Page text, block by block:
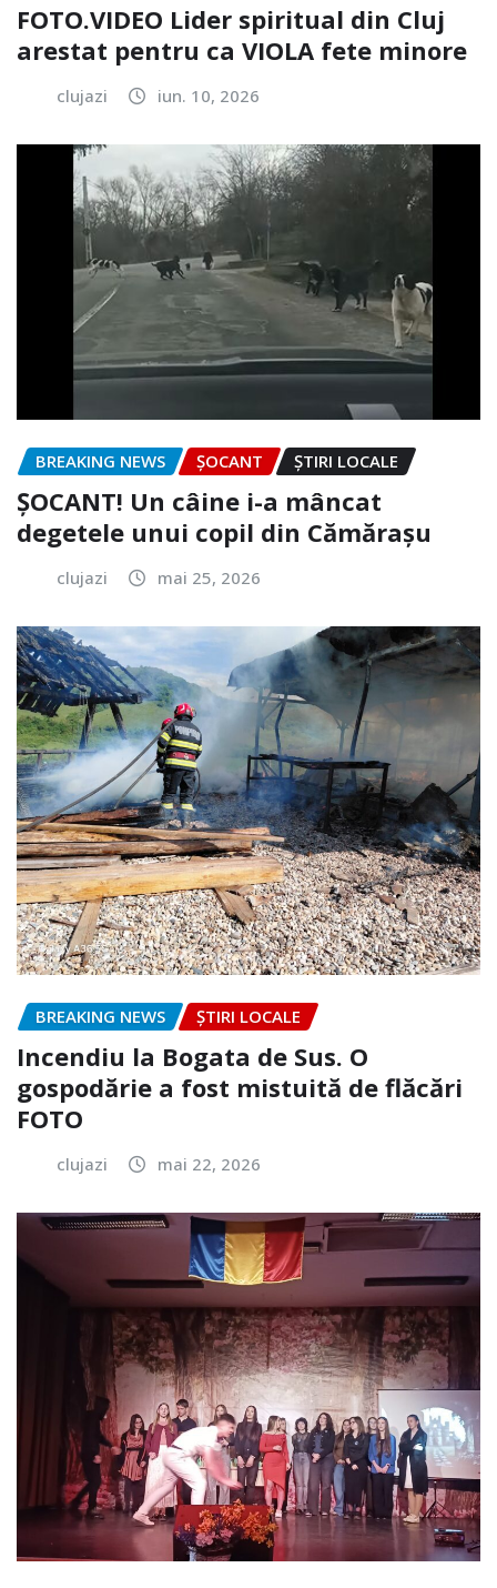
FOTO.VIDEO Lider spiritual din Cluj
arestat pentru ca VIOLA fete minore
clujazi iun. 10, 2026
BREAKING NEWS ȘOCANT ȘTIRI LOCALE
ȘOCANT! Un câine i-a mâncat
degetele unui copil din Cămărașu
clujazi mai 25, 2026
BREAKING NEWS ȘTIRI LOCALE
Incendiu la Bogata de Sus. O
gospodărie a fost mistuită de flăcări
FOTO
clujazi mai 22, 2026